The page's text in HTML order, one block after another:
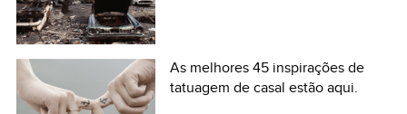
As melhores 45 inspirações de
tatuagem de casal estão aqui.